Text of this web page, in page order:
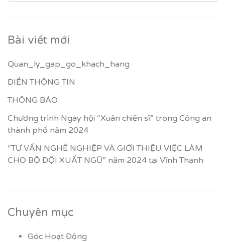
Bài viết mới
Quan_ly_gap_go_khach_hang
ĐIỀN THÔNG TIN
THÔNG BÁO
Chương trình Ngày hội “Xuân chiến sĩ” trong Công an
thành phố năm 2024
“TƯ VẤN NGHỀ NGHIỆP VÀ GIỚI THIỆU VIỆC LÀM
CHO BỘ ĐỘI XUẤT NGŨ” năm 2024 tại Vĩnh Thạnh
Chuyên mục
Góc Hoạt Động